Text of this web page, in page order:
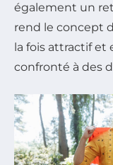
également un
rend le concept
la fois attractif
confronté à des